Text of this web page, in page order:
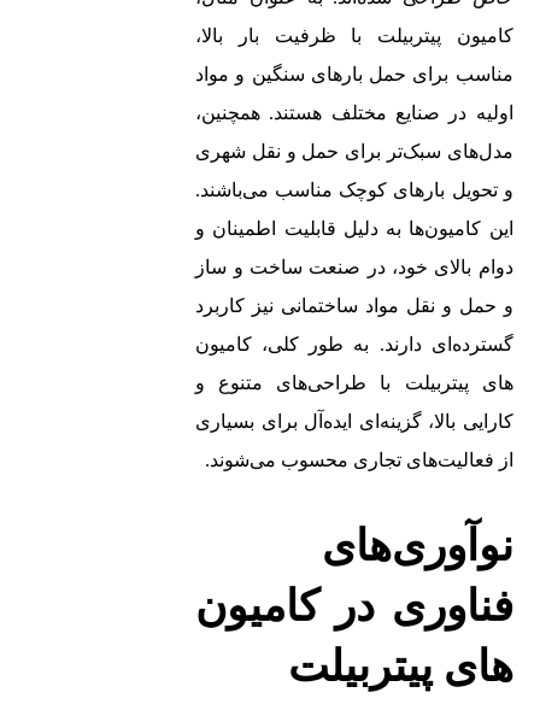
کامیون‌ پیتربیلت با ظرفیت بار بالا،
مناسب برای حمل بارهای سنگین و مواد
اولیه در صنایع مختلف هستند. همچنین،
مدل‌های سبک‌تر برای حمل و نقل شهری
و تحویل بارهای کوچک مناسب می‌باشند.
این کامیون‌ها به دلیل قابلیت اطمینان و
دوام بالای خود، در صنعت ساخت و ساز
و حمل و نقل مواد ساختمانی نیز کاربرد
گسترده‌ای دارند. به طور کلی، کامیون‌
های پیتربیلت با طراحی‌های متنوع و
کارایی بالا، گزینه‌ای ایده‌آل برای بسیاری
از فعالیت‌های تجاری محسوب می‌شوند.
نوآوری‌های
فناوری در کامیون‌
های پیتربیلت